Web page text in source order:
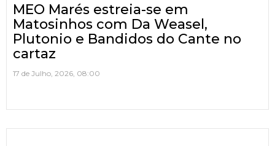
MEO Marés estreia-se em
Matosinhos com Da Weasel,
Plutonio e Bandidos do Cante no
cartaz
17 de Julho, 2026, 08:00